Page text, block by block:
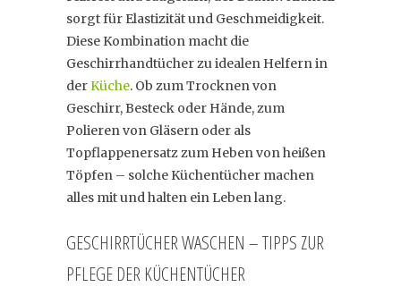
sorgt für Elastizität und Geschmeidigkeit.
Diese Kombination macht die
Geschirrhandtücher zu idealen Helfern in
derKüche. Ob zum Trocknen von
Geschirr, Besteck oder Hände, zum
Polieren von Gläsern oder als
Topflappenersatz zum Heben von heißen
Töpfen – solche Küchentücher machen
alles mit und halten ein Leben lang.
GESCHIRRTÜCHER WASCHEN – TIPPS ZUR
PFLEGE DER KÜCHENTÜCHER